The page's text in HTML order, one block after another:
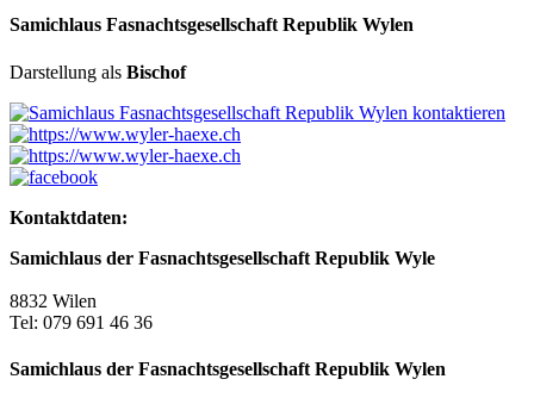
Samichlaus Fasnachtsgesellschaft Republik Wylen
Darstellung als Bischof
Kontaktdaten:
Samichlaus der Fasnachtsgesellschaft Republik Wyle
8832 Wilen
Tel: 079 691 46 36
Samichlaus der Fasnachtsgesellschaft Republik Wylen